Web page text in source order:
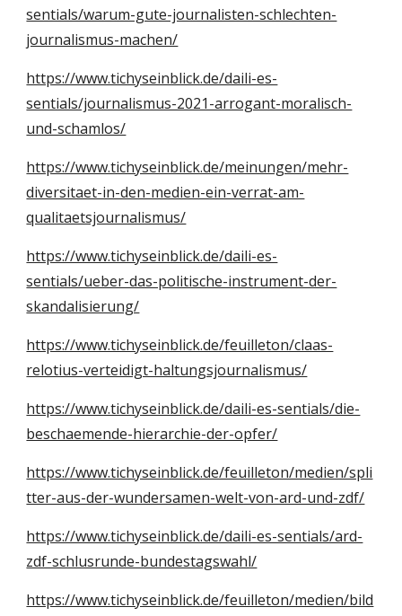
sentials/warum-gute-journalisten-schlechten-
journalismus-machen/
https://www.tichyseinblick.de/daili-es-
sentials/journalismus-2021-arrogant-moralisch-
und-schamlos/
https://www.tichyseinblick.de/meinungen/mehr-
diversitaet-in-den-medien-ein-verrat-am-
qualitaetsjournalismus/
https://www.tichyseinblick.de/daili-es-
sentials/ueber-das-politische-instrument-der-
skandalisierung/
https://www.tichyseinblick.de/feuilleton/claas-
relotius-verteidigt-haltungsjournalismus/
https://www.tichyseinblick.de/daili-es-sentials/die-
beschaemende-hierarchie-der-opfer/
https://www.tichyseinblick.de/feuilleton/medien/spli
tter-aus-der-wundersamen-welt-von-ard-und-zdf/
https://www.tichyseinblick.de/daili-es-sentials/ard-
zdf-schlusrunde-bundestagswahl/
https://www.tichyseinblick.de/feuilleton/medien/bild